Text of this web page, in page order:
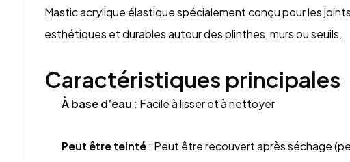
Mastic acrylique élastique spécialement conçu pour les
esthétiques et durables autour des plinthes, murs ou seuils.
Caractéristiques principales
À base d’eau : Facile à lisser et à nettoyer
Peut être teinté: Peut être recouvert après séchage